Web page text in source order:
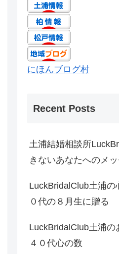
にほんブログ村
Recent Posts
土浦結婚相談所
きないあなたへのメ
LuckBridalClub土浦の
０代の８月生に贈る
LuckBridalClub土浦
４０代心の数